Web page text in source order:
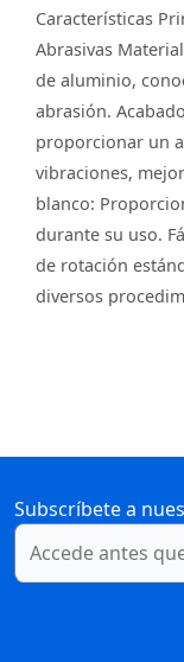
Características
Abrasivas
de aluminio,
abrasión.
proporcionar un
vibraciones,
blanco:
durante su uso.
de rotación
diversos
Subscríbete a